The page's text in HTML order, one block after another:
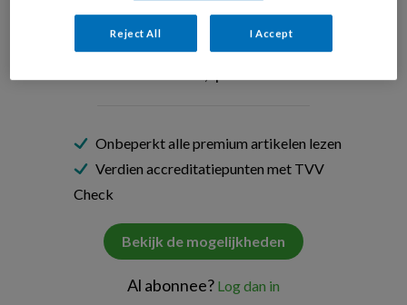
Wil je dit artikel lezen?
Neem een maandabonnement op TVV
Onbeperkt alle premium artikelen lezen
Verdien accreditatiepunten met TVV
Check
Bekijk de mogelijkheden
Al abonnee? Log dan in
Reject All I Accept